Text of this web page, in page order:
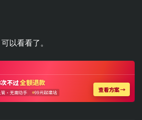
以看看了。